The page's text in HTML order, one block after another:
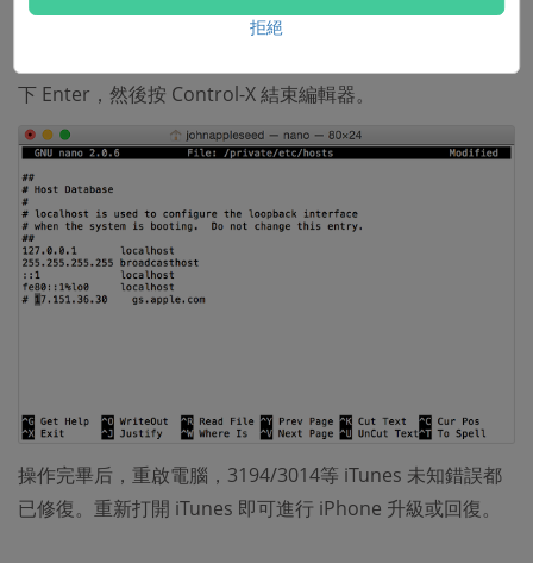
gs.apple.com 的開頭加上 # 符號和空格（# ），然後按下
下 Enter，然後按 Control-X 結束編輯器。
操作完畢后，重啟電腦，3194/3014等 iTunes 未知錯誤都
已修復。重新打開 iTunes 即可進行 iPhone 升級或回復。
拒絕